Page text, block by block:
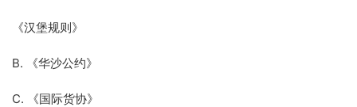
《汉堡规则》
B. 《华沙公约》
C. 《国际货协》